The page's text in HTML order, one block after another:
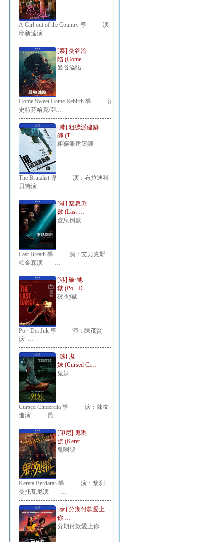
A Girl out of the Country 導 演：
邱新達演 …
[泰] 曼谷淪
陷 (Home …
曼谷淪陷
Home Sweet Home Rebirth 導 演：
史特芬哈克/亞…
[港] 粗獷派建築
師 (T…
粗獷派建築師
The Brutalist 導 演：布拉迪科
貝特演 …
[港] 窒息倒
數 (Last …
窒息倒數
Last Breath 導 演：艾力克斯
帕金森演 …
[港] 破·地
獄 (Po · D…
破·地獄
Po · Dei Juk 導 演：陳茂賢
演 …
[越] 鬼
妹 (Cursed Ci…
鬼妹
Cursed Cinderella 導 演：陳友
進演 員：…
[印尼] 鬼咧
號 (Keret…
鬼咧號
Kereta Berdarah 導 演：黎刹
曼托瓦尼演 …
[泰] 分期付款愛上
你 …
分期付款愛上你